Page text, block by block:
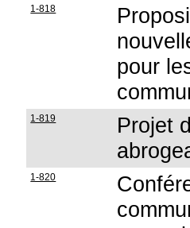
1-818
pour
1-819
Projet
1-820